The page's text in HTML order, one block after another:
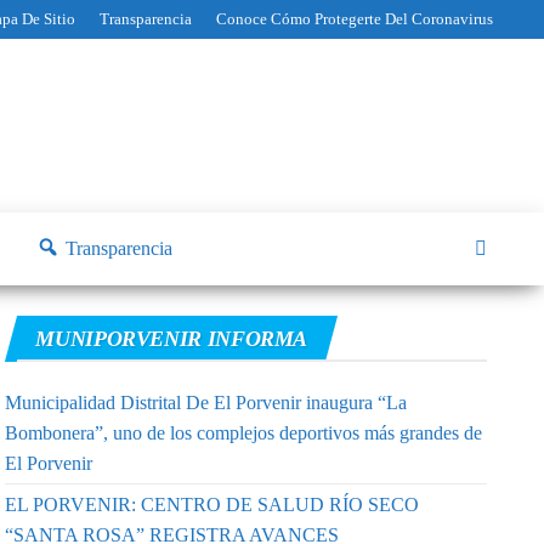
De Sitio Transparencia Conoce Cómo Protegerte Del Coronavirus
Transparencia
MUNIPORVENIR INFORMA
Municipalidad Distrital De El Porvenir inaugura “La
Bombonera”, uno de los complejos deportivos más grandes de
El Porvenir
EL PORVENIR: CENTRO DE SALUD RÍO SECO
“SANTA ROSA” REGISTRA AVANCES